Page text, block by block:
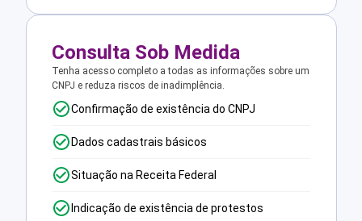
Consulta Sob Medida
Tenha acesso completo a todas as informações sobre um
CNPJ e reduza riscos de inadimplência.
Confirmação de existência do CNPJ
Dados cadastrais básicos
Situação na Receita Federal
Indicação de existência de protestos